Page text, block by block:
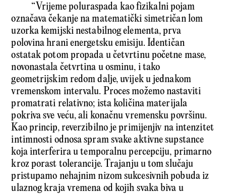
“Vrijeme poluraspada kao fizikalni pojam
označava čekanje na matematički simetričan lom
uzorka kemijski nestabilnog elementa, prva
polovina hrani energetsku emisiju. Identičan
ostatak potom propada u četvrtinu početne mase,
novonastala četvrtina u osminu, i tako
geometrijskim redom dalje, uvijek u jednakom
vremenskom intervalu. Proces možemo nastaviti
promatrati relativno; ista količina materijala
pokriva sve veću, ali konačnu vremensku površinu.
Kao princip, reverzibilno je primijenjiv na intenzitet
intimnosti odnosa spram svake aktivne supstance
koja interferira u temporalnu percepciju, primarno
kroz porast tolerancije. Trajanju u tom slučaju
pristupamo nehajnim nizom sukcesivnih pobuda iz
ulaznog kraja vremena od kojih svaka biva u